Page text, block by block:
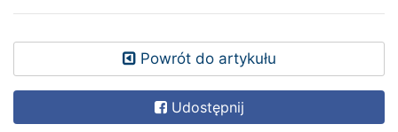
Powrót do artykułu
Udostępnij